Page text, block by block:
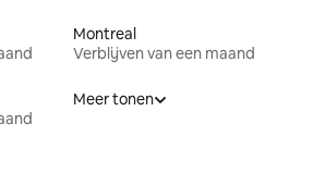
Montreal
Verblijven van een maand
Meer tonen